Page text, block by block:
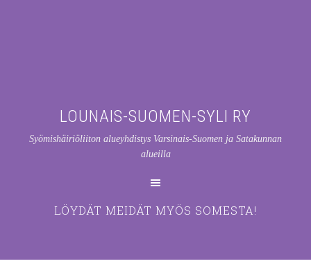
LOUNAIS-SUOMEN-SYLI RY
Syömishäiriöliiton alueyhdistys Varsinais-Suomen ja Satakunnan
alueilla
LÖYDÄT MEIDÄT MYÖS SOMESTA!